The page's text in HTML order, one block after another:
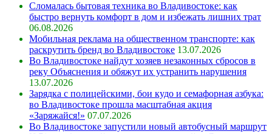
Сломалась бытовая техника во Владивостоке: как
быстро вернуть комфорт в дом и избежать лишних трат
06.08.2026
Мобильная реклама на общественном транспорте: как
раскрутить бренд во Владивостоке 13.07.2026
Во Владивостоке найдут хозяев незаконных сбросов в
реку Объяснения и обяжут их устранить нарушения
13.07.2026
Зарядка с полицейскими, бои кудо и семафорная азбука:
во Владивостоке прошла масштабная акция
«Заряжайся!» 07.07.2026
Во Владивостоке запустили новый автобусный маршрут